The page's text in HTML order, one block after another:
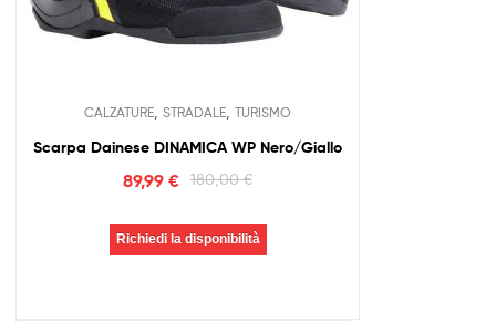
CALZATURE STRADALE TURISMO
Scarpa Dainese DINAMICA WP Nero/Giallo
180,00€
89,99€
Richiedi la disponibilità